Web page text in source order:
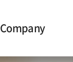
Company